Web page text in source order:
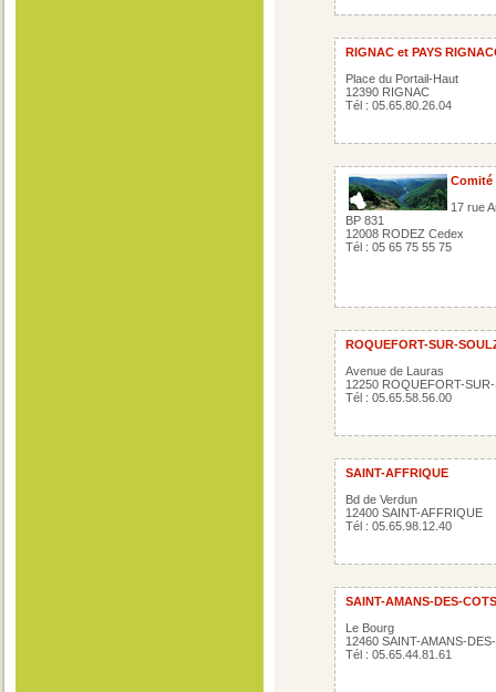
RIGNAC et PAYS
Place du Portail-Haut
12390 RIGNAC
Tél : 05.65.80.26.04
Comité
17 rue
BP 831
12008 RODEZ Cedex
Tél : 05 65 75 55 75
ROQUEFORT-SUR-
Avenue de Lauras
12250 ROQUEFORT-
Tél : 05.65.58.56.00
SAINT-AFFRIQUE
Bd de Verdun
12400 SAINT-AFFRIQUE
Tél : 05.65.98.12.40
SAINT-AMANS-DES-COTS
Le Bourg
12460 SAINT-AMANS-
Tél : 05.65.44.81.61